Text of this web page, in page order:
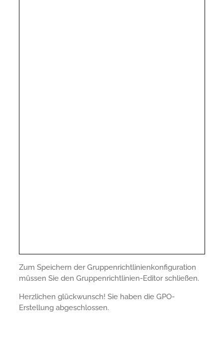
Zum Speichern der Gruppenrichtlinienkonfiguration
müssen Sie den Gruppenrichtlinien-Editor schließen.
Herzlichen glückwunsch! Sie haben die GPO-
Erstellung abgeschlossen.